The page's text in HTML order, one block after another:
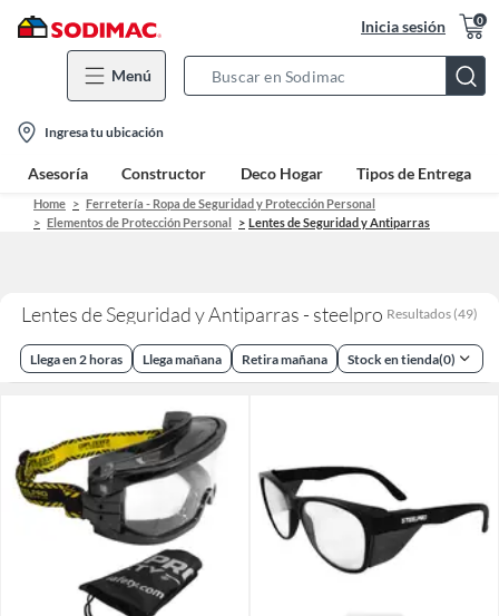
Inicia sesión 0
Menú
Bar
location-
icon
Ingresa tu ubicación
Asesoría Constructor Deco Hogar Tipos de Entrega
Home
Ferretería - Ropa de Seguridad y Protección Personal
Elementos de Protección Personal
Lentes de Seguridad y Antiparras
Lentes de Seguridad y Antiparras - steelpro Resultados (49)
Llega en 2 horas Llega mañana Retira mañana Stock en tienda(0)